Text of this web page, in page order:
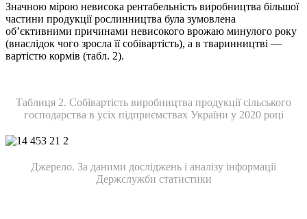
Значною мірою невисока рентабельність виробництва більшої
частини продукції рослинництва була зумовлена
об’єктивними причинами невисокого врожаю минулого року
(внаслідок чого зросла її собівартість), а в тваринництві —
вартістю кормів (табл. 2).
Таблиця 2. Собівартість виробництва продукції сільського
господарства в усіх підприємствах України у 2020 році
Джерело. За даними досліджень і аналізу інформації
Держслужби статистики